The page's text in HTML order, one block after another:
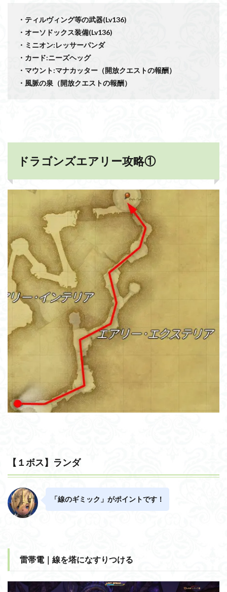
・ティルヴィング等の武器(Lv136)
・オーソドックス装備(Lv136)
・ミニオン:レッサーパンダ
・カード:ニーズヘッグ
・マウント:マナカッター（開放クエストの報酬）
・風脈の泉（開放クエストの報酬）
ドラゴンズエアリー攻略①
【１ボス】ランダ
「線のギミック」がポイントです！
雷帯電｜線を塔になすりつける